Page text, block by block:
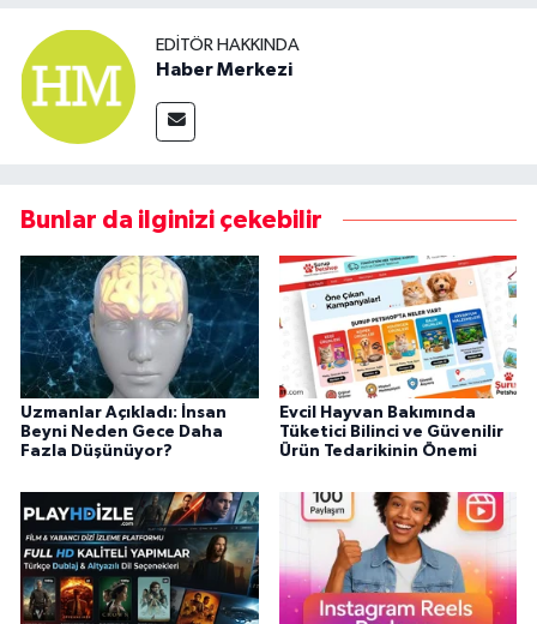
EDITÖR HAKKINDA
Haber Merkezi
Bunlar da ilginizi çekebilir
Uzmanlar Açıkladı: İnsan
Beyni Neden Gece Daha
Fazla Düşünüyor?
Evcil Hayvan Bakımında
Tüketici Bilinci ve Güvenilir
Ürün Tedarikinin Önemi